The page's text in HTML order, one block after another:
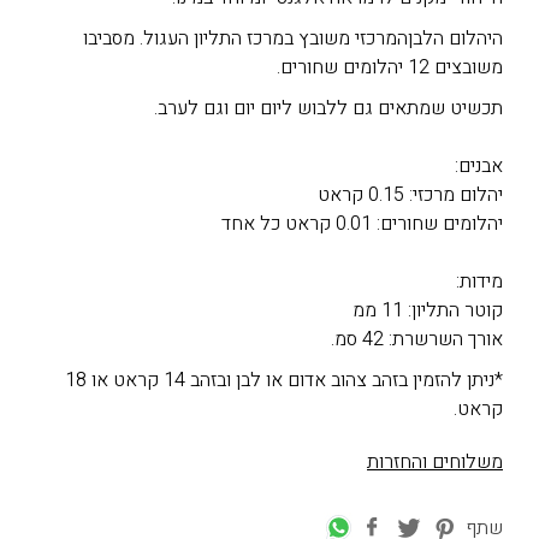
היהלום הלבןהמרכזי משובץ במרכז התליון העגול. מסביבו
משובצים 12 יהלומים שחורים.
תכשיט שמתאים גם ללבוש ליום יום וגם לערב.
אבנים:
יהלום מרכזי: 0.15 קראט
יהלומים שחורים: 0.01 קראט כל אחד
מידות:
קוטר התליון: 11 ממ
אורך השרשרת: 42 סמ.
*ניתן להזמין בזהב צהוב אדום או לבן ובזהב 14 קראט או 18
קראט.
משלוחים והחזרות
שתף